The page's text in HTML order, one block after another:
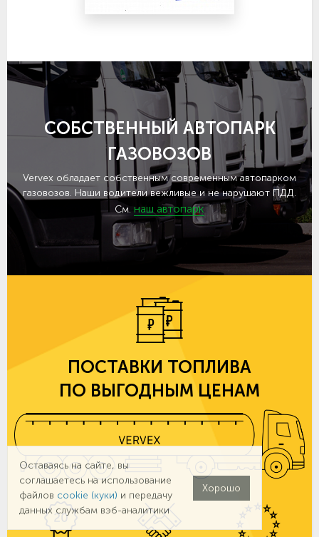
СОБСТВЕННЫЙ АВТОПАРК
ГАЗОВОЗОВ
Vervex обладает собственным современным автопарком
газовозов. Наши водители вежливые и не нарушают ПДД.
См. наш автопарк
ПОСТАВКИ ТОПЛИВА
ПО ВЫГОДНЫМ ЦЕНАМ
Оставаясь на сайте, вы
соглашаетесь на использование
файлов cookie (куки) и передачу
данных службам вэб-аналитики
Хорошо